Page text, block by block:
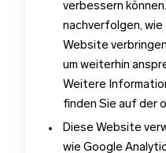
verbessern
nachverfolgen, wie
Website
um weiterhin
Weitere
finden Sie auf der
Diese Website
wie Google